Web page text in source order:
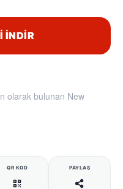
olarak bulunan New
QR KOD PAYLAŞ
İNDIR